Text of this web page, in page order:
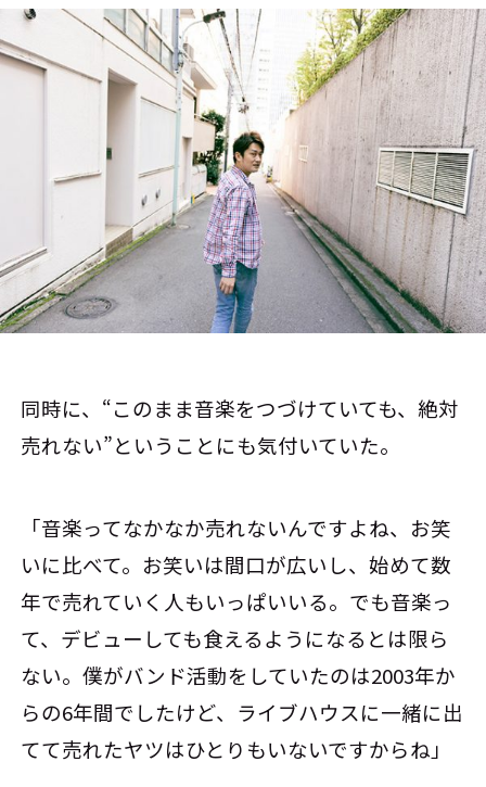
同時に、“このまま音楽をつづけていても、絶対
売れない”ということにも気付いていた。
「音楽ってなかなか売れないんですよね、お笑
いに比べて。お笑いは間口が広いし、始めて数
年で売れていく人もいっぱいいる。でも音楽っ
て、デビューしても食えるようになるとは限ら
ない。僕がバンド活動をしていたのは2003年か
らの6年間でしたけど、ライブハウスに一緒に出
てて売れたヤツはひとりもいないですからね」